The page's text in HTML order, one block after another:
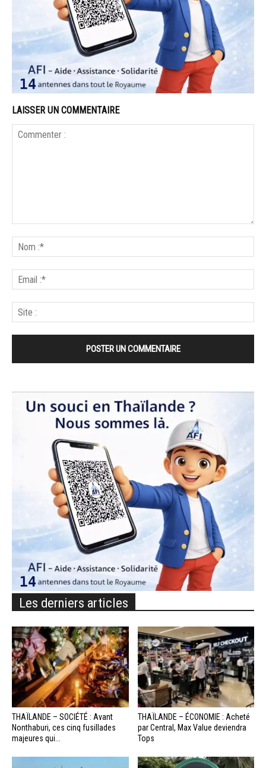
LAISSER UN COMMENTAIRE
Les derniers articles
THAÏLANDE – SOCIÉTÉ : Avant
Nonthaburi, ces cinq fusillades
majeures qui...
THAÏLANDE – ÉCONOMIE : Acheté
par Central, Max Value deviendra
Tops